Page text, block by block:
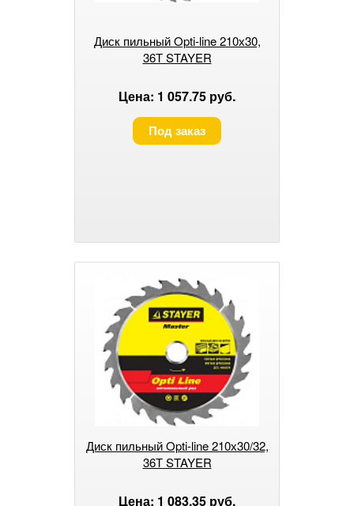
Диск пильный Opti-line 210х30,
36Т STAYER
Цена: 1 057.75 руб.
Под заказ
Диск пильный Opti-line 210х30/32,
36Т STAYER
Цена: 1 083.35 руб.